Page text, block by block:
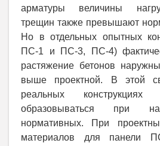
арматуры величины
трещин также превышают
Но в отдельных опытных
ПС-1 и ПС-3, ПС-4)
растяжение бетонов
выше проектной. В этой
реальных
образовываться при
нормативных. При
материалов для панели